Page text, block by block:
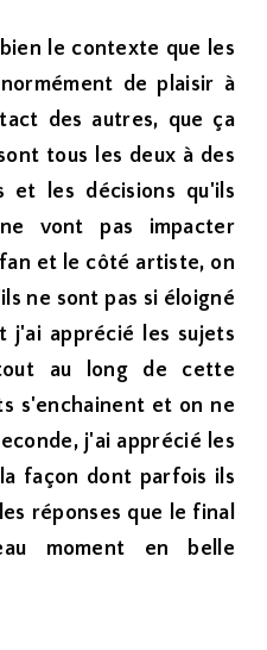
le contexte que les
de plaisir à
des autres, que ça
tous les deux à des
et les décisions qu'ils
vont pas impacter
et le côté artiste, on
ne sont pas si éloigné
j'ai apprécié les sujets
au long de cette
s'enchainent et on ne
j'ai apprécié les
façon dont parfois ils
réponses que le final
moment en belle